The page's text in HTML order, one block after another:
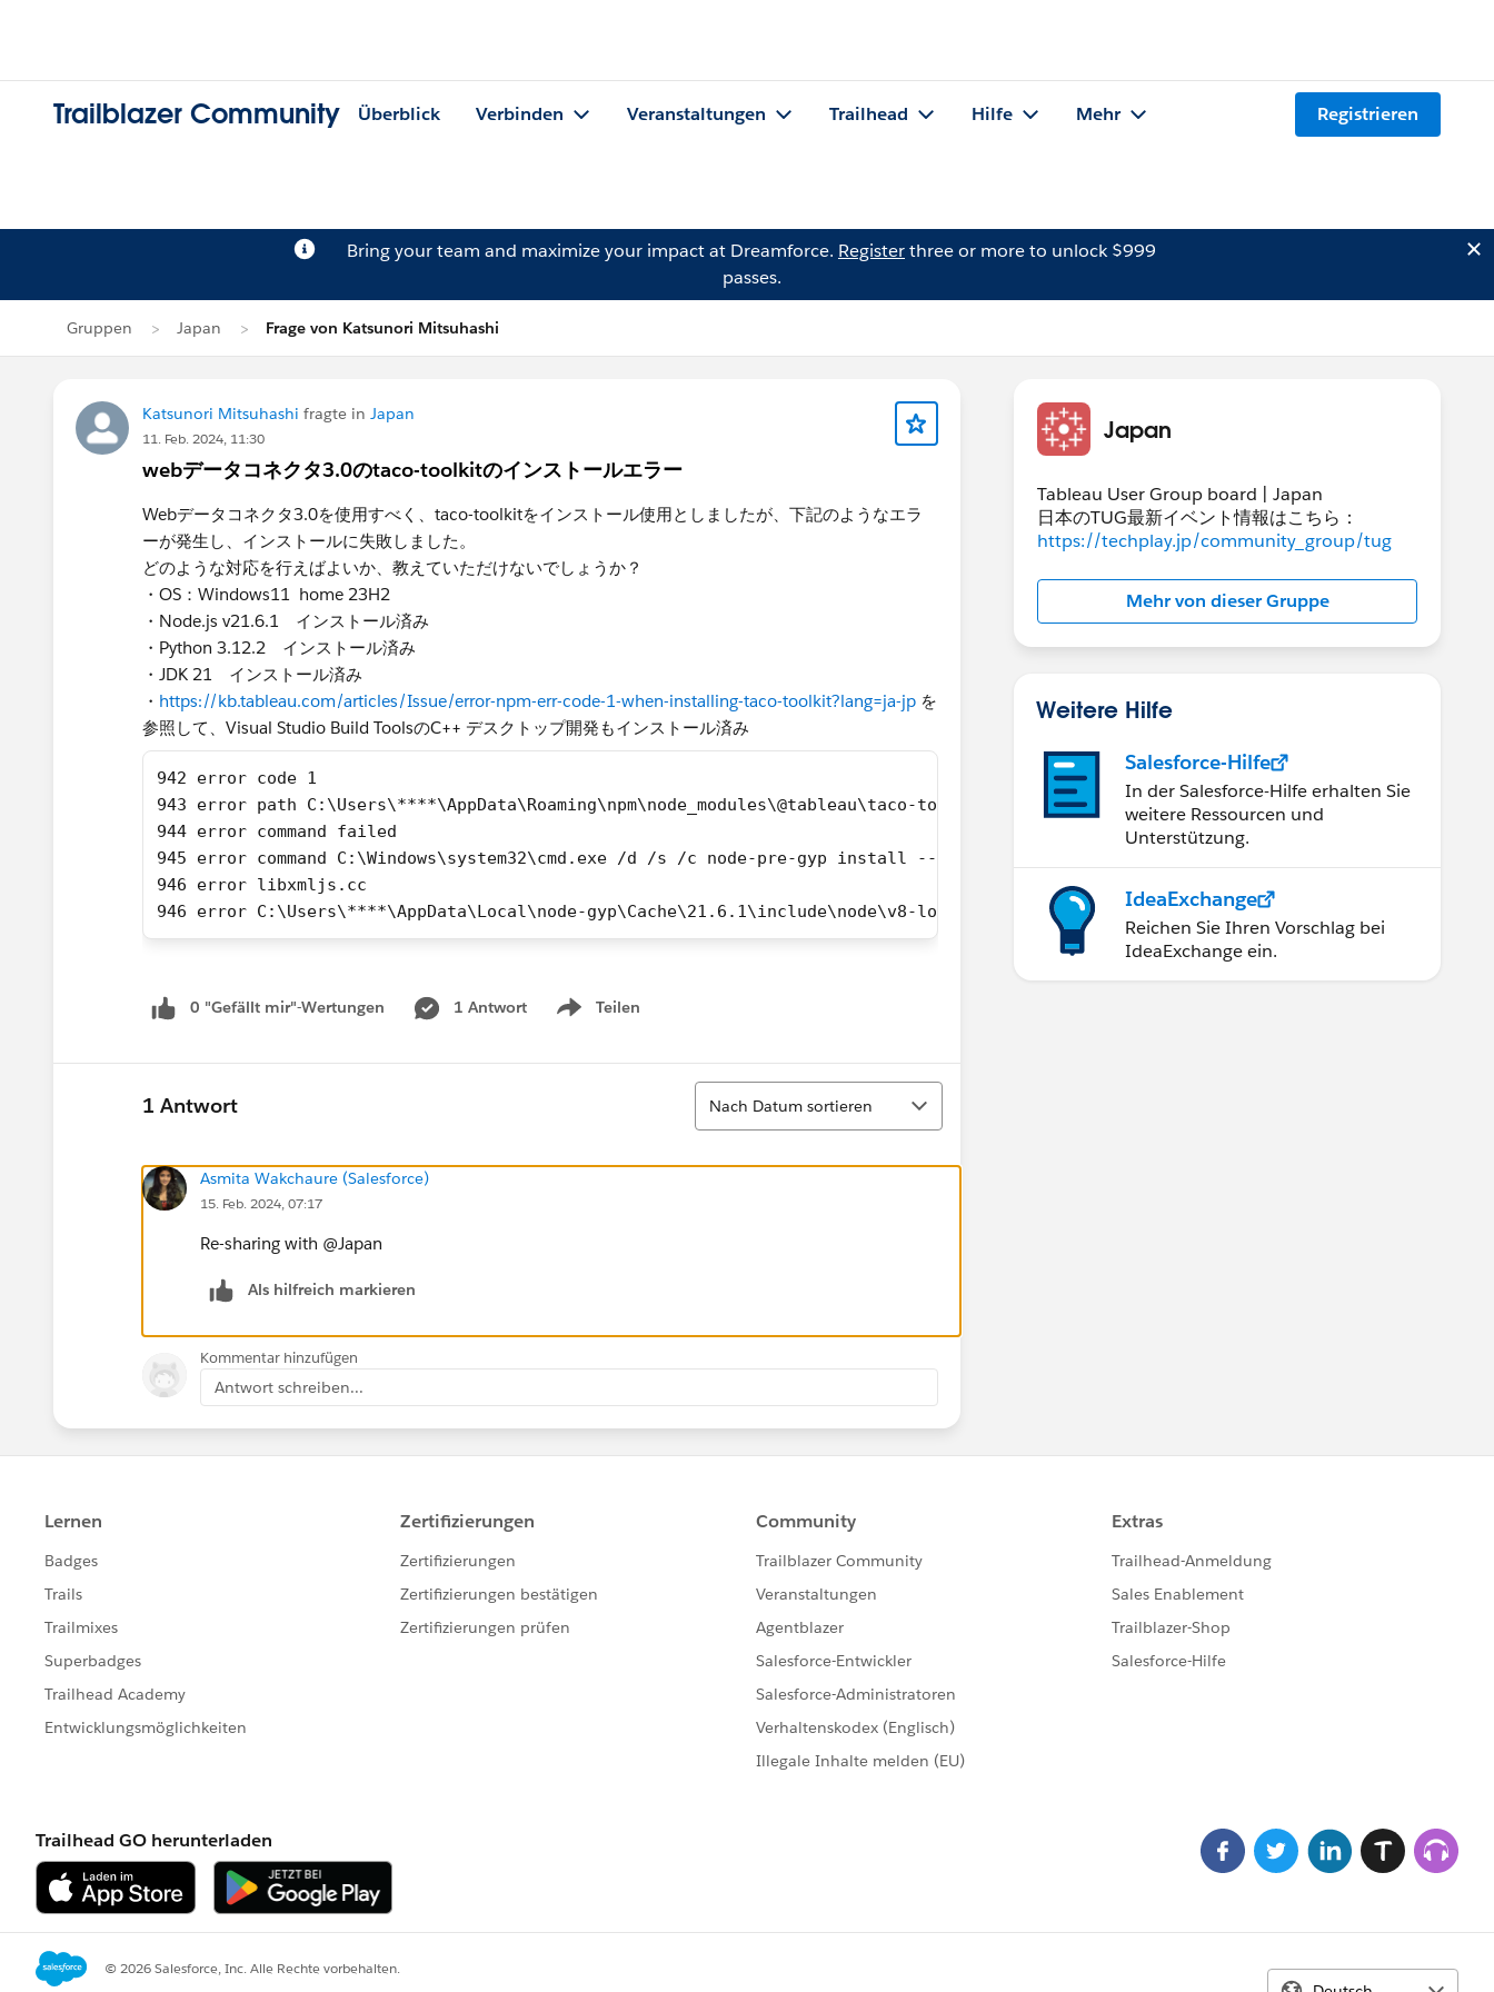
Trailblazer Community Überblick Verbinden Veranstaltungen Trailhead Hilfe Mehr Registrieren
Bring your team and maximize your impact at Dreamforce. Registerthree or more to unlock $999
passes.
Gruppen Japan Frage von Katsunori Mitsuhashi
Katsunori Mitsuhashi fragte in Japan
11. Feb. 2024, 11:30
webデータコネクタ3.0のtaco-toolkitのインストールエラー
Webデータコネクタ3.0を使用すべく、taco-toolkitをインストール使用としましたが、下記のようなエラ
ーが発生し、インストールに失敗しました。
どのような対応を行えばよいか、教えていただけないでしょうか？
・OS：Windows11 ​ home 23H2
・​Node.js v21.6.1 インストール済み
・​Python 3.12.2 インストール済み
・​JDK 21 インストール済み
・ https://kb.tableau.com/articles/Issue/error-npm-err-code-1-when-installing-taco-toolkit?lang=ja-jp を
参照して、Visual Studio Build ToolsのC++ デスクトップ開発もインストール済み
942 error code 1
943 error path C:\Users\****\AppData\Roaming\npm\node_modules\@tableau\taco-toolkit\node_modules\libxmljs2
944 error command failed
945 error command C:\Windows\system32\cmd.exe /d /s /c node-pre-gyp install --fallback-to-build --loglevel http
946 error libxmljs.cc
946 error C:\Users\****\AppData\Local\node-gyp\Cache\21.6.1\include\node\v8-local-handle.h(253,42): error C2338: static_assert
0 "Gefällt mir"-Wertungen 1 Antwort Teilen
Show menu
1 Antwort
Sortieren
Nach Datum sortieren
Asmita Wakchaure (Salesforce)
15. Feb. 2024, 07:17
Re-sharing with @Japan​
Als hilfreich markieren
Kommentar hinzufügen
Antwort schreiben...
Japan
Tableau User Group board | Japan
日本のTUG最新イベント情報はこちら：
https://techplay.jp/community_group/tug
Mehr von dieser Gruppe
Weitere Hilfe
Salesforce-Hilfe
In der Salesforce-Hilfe erhalten Sie
weitere Ressourcen und
Unterstützung.
IdeaExchange
Reichen Sie Ihren Vorschlag bei
IdeaExchange ein.